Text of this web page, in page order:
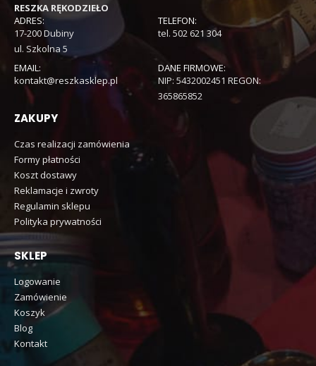
RESZKA RĘKODZIEŁO
ADRES:
17-200 Dubiny
ul. Szkolna 5
TELEFON:
tel. 502 621 304
EMAIL:
kontakt@reszkasklep.pl
DANE FIRMOWE:
NIP: 5432002451 REGON:
365865852
ZAKUPY
Czas realizacji zamówienia
Formy płatności
Koszt dostawy
Reklamacje i zwroty
Regulamin sklepu
Polityka prywatności
SKLEP
Logowanie
Zamówienie
Koszyk
Blog
Kontakt